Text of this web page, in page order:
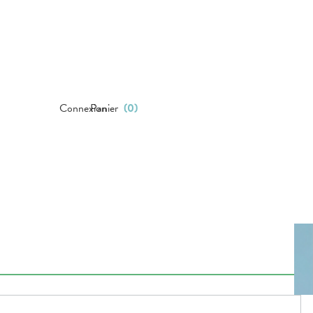
Connexion
Panier (0)